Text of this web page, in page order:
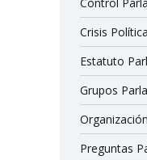
Crisis Política
Estatuto
Grupos
Preguntas